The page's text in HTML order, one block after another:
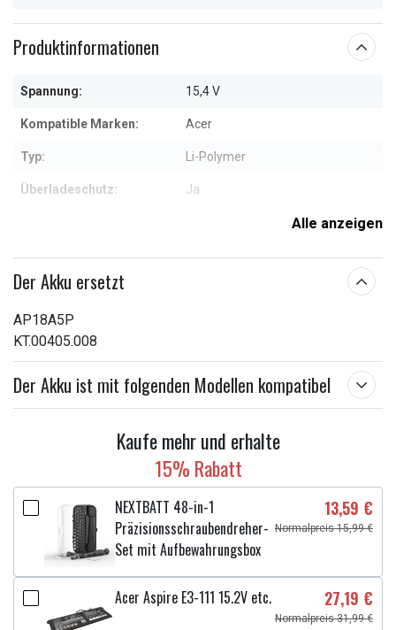
Produktinformationen
Spannung: 15,4 V
Kompatible Marken: Acer
Typ: Li-Polymer
Überladeschutz: Ja
369,40 x 111,10 x 4,00 mm
Kapazität: 4550 mAh
Alle anzeigen
Der Akku ersetzt
AP18A5P
KT.00405.008
Der Akku ist mit folgenden Modellen kompatibel
Kaufe mehr und erhalte
15% Rabatt
NEXTBATT 48-in-1
Präzisionsschraubendreher-
Set mit Aufbewahrungsbox
13,59 €
Normalpreis 15,99 €
Acer Aspire E3-111 15.2V etc. 27,19 €
Normalpreis 31,99 €